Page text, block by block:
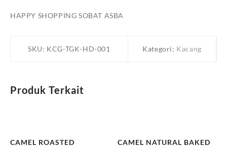
HAPPY SHOPPING SOBAT ASBA
SKU: KCG-TGK-HD-001 Kategori: Kacang
Produk Terkait
CAMEL ROASTED
CAMEL NATURAL BAKED